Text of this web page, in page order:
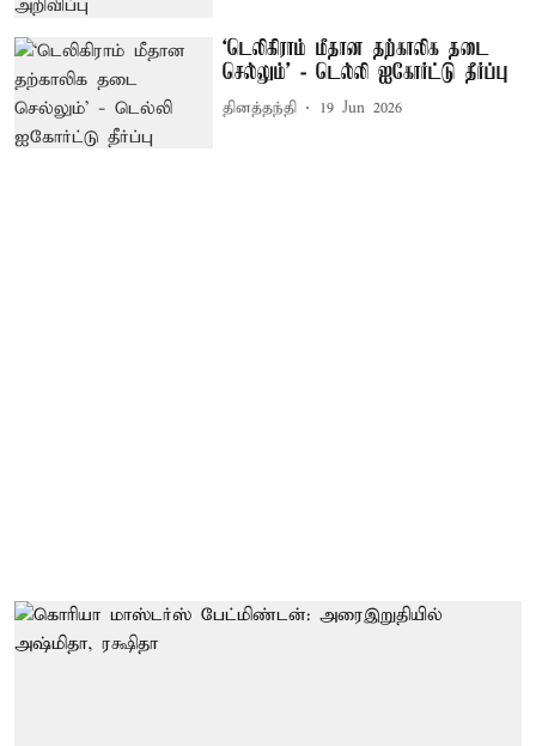
‘டெலிகிராம் மீதான தற்காலிக தடை
செல்லும்’ - டெல்லி ஐகோர்ட்டு தீர்ப்பு
தினத்தந்தி 19 Jun 2026